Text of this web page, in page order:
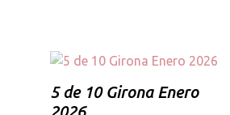
5 de 10 Girona Enero